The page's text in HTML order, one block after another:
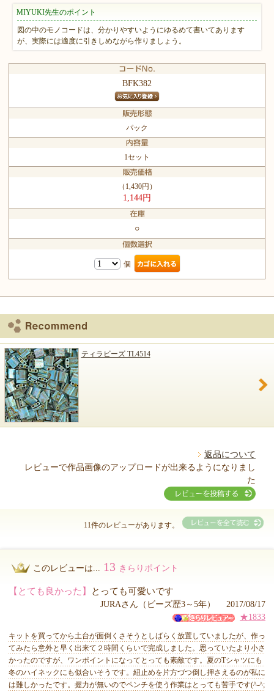
MIYUKI先生のポイント
図の中のモノコードは、分かりやすいようにゆるめて書いてあります
が、実際には適度に引きしめながら作りましょう。
BFK382
パック
1セット
（1,430円）
1,144円
○
個
ティラビーズ TL4514
返品について
レビューで作品画像のアップロードが出来るようになりまし
た
11件のレビューがあります。
このレビューは... 13 きらりポイント
【とても良かった】 とっても可愛いです
JURAさん（ビーズ歴3～5年） 2017/08/17
★1833
キットを買ってから土台が面倒くさそうとしばらく放置していましたが、作っ
てみたら意外と早く出来て２時間くらいで完成しました。思っていたより小さ
かったのですが、ワンポイントになってとっても素敵です。夏のTシャツにも
冬のハイネックにも似合いそうです。紐止めを片方づつ倒し押さえるのが私に
は難しかったです。握力が無いのでペンチを使う作業はとっても苦手です(^-^;